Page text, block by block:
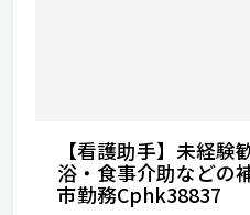
【看護助手】未経
浴・食事介助などの
市勤務Cphk38837